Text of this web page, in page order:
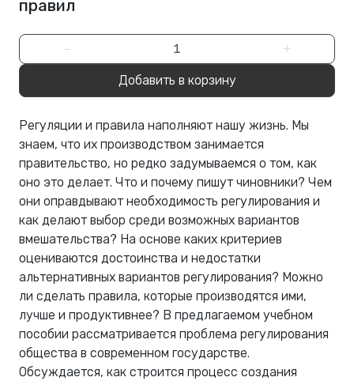
правил
− +
Добавить в корзину
Регуляции и правила наполняют нашу жизнь. Мы
знаем, что их производством занимается
правительство, но редко задумываемся о том, как
оно это делает. Что и почему пишут чиновники? Чем
они оправдывают необходимость регулирования и
как делают выбор среди возможных вариантов
вмешательства? На основе каких критериев
оцениваются достоинства и недостатки
альтернативных вариантов регулирования? Можно
ли сделать правила, которые производятся ими,
лучше и продуктивнее? В предлагаемом учебном
пособии рассматривается проблема регулирования
общества в современном государстве.
Обсуждается, как строится процесс создания